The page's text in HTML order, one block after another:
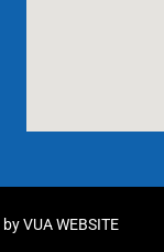
byVUA WEBSITE